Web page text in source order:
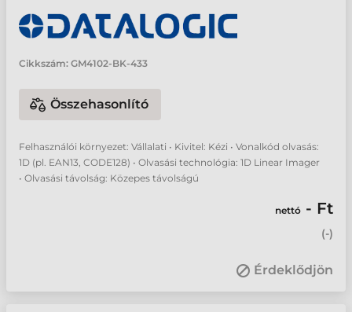
Cikkszám: GM4102-BK-433
Összehasonlító
Felhasználói környezet: Vállalati • Kivitel: Kézi • Vonalkód olvasás:
1D (pl. EAN13, CODE128) • Olvasási technológia: 1D Linear Imager
• Olvasási távolság: Közepes távolságú
nettó - Ft
(-)
Érdeklődjön